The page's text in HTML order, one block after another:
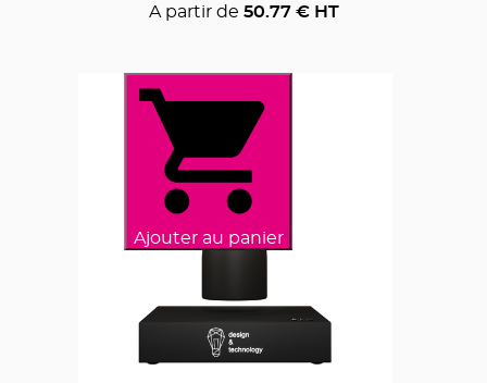
A partir de 50.77€ HT
Ajouter au panier